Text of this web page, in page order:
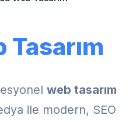
Tasarım
web tasarım
ile modern, SEO